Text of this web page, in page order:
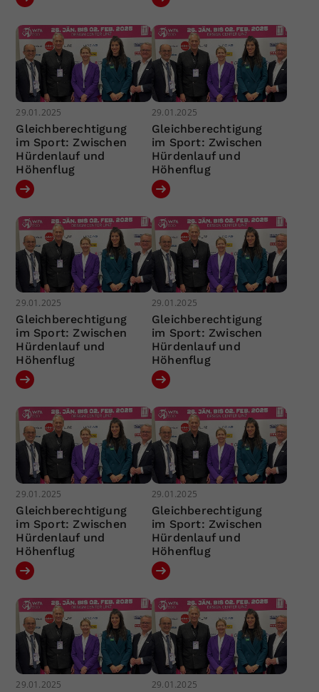
29.01.2025
Gleichberechtigung
im Sport: Zwischen
Hürdenlauf und
Höhenflug
29.01.2025
Gleichberechtigung
im Sport: Zwischen
Hürdenlauf und
Höhenflug
29.01.2025
Gleichberechtigung
im Sport: Zwischen
Hürdenlauf und
Höhenflug
29.01.2025
Gleichberechtigung
im Sport: Zwischen
Hürdenlauf und
Höhenflug
29.01.2025
Gleichberechtigung
im Sport: Zwischen
Hürdenlauf und
Höhenflug
29.01.2025
Gleichberechtigung
im Sport: Zwischen
Hürdenlauf und
Höhenflug
29.01.2025 29.01.2025